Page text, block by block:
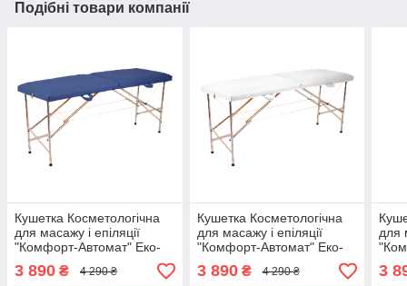
Подібні товари компанії
Кушетка Косметологічна
для масажу і епіляції
"Комфорт-Автомат" Еко-
3 890 ₴ 4 290 ₴
Кушетка Косметологічна
для масажу і епіляції
"Комфорт-Автомат" Еко-
3 890₴ 4 290 ₴
для
3